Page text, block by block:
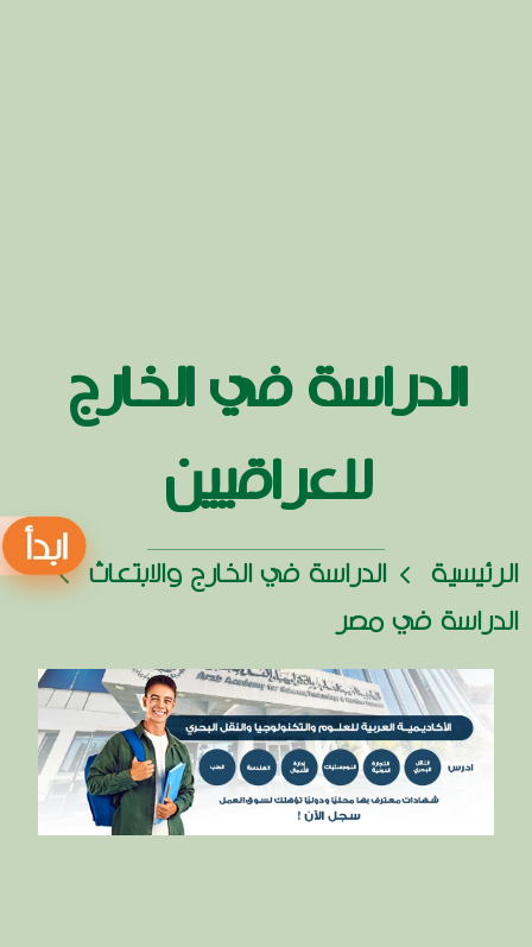
الدراسة في الخارج
للعراقيين
الرئيسية
الدراسة في الخارج والابتعاث
الدراسة في مصر